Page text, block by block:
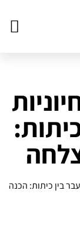
בין כיתות: הכנה